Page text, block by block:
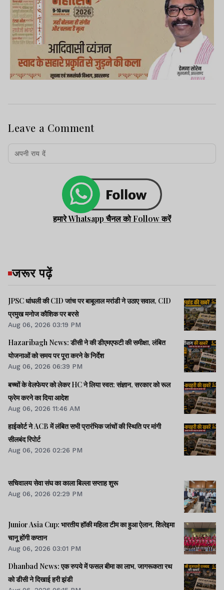
Leave a Comment
हमारे Whatsapp चैनल को Follow करें
जरूर पढ़ें
JPSC धांधली की CID जांच पर बाबूलाल मरांडी ने उठाए सवाल, CID
प्रमुख मनोज कौशिक पर बरसे
Aug 06, 2026 03:19 PM
Hazaribagh News: डीसी ने की डीएमएफटी की समीक्षा, लंबित
योजनाओं को समय पर पूरा करने के निर्देश
Aug 06, 2026 06:39 PM
बच्चों के वेलफेयर को लेकर HC ने लिया स्वत: संज्ञान, सरकार को रूल
फ्रेम करने का दिया आदेश
Aug 06, 2026 11:46 AM
हाईकोर्ट ने ACB में लंबित सभी प्रारंभिक जांचों की स्थिति पर मांगी
सीलबंद रिपोर्ट
Aug 06, 2026 02:26 PM
सचिवालय सेवा संघ का काला बिल्ला सप्ताह शुरू
Aug 06, 2026 02:29 PM
Junior Asia Cup: भारतीय हॉकी महिला टीम का हुआ ऐलान, शिलेइमा
चानू होंगी कप्तान
Aug 06, 2026 03:01 PM
Dhanbad News: एक रुपये में फसल बीमा का लाभ, जागरूकता रथ
को डीसी ने दिखाई हरी झंडी